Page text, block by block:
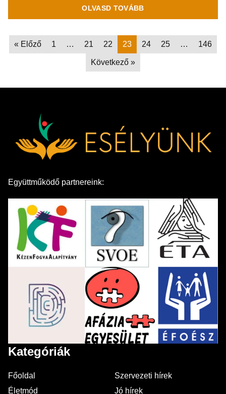
OLVASD TOVÁBB
« Előző 1 … 21 22 23 24 25 … 146
Következő »
Együttműködő partnereink:
Kategóriák
Főoldal
Szervezeti hírek
Életmód
Jó hírek